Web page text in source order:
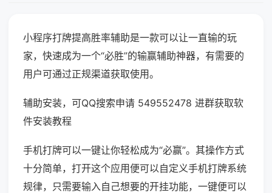
小程序打牌提高胜率辅助是一款可以让一直输的玩
家，快速成为一个“必胜”的输赢辅助神器，有需要的
用户可通过正规渠道获取使用。
辅助安装，可QQ搜索申请 549552478 进群获取软
件安装教程
手机打牌可以一键让你轻松成为“必赢”。其操作方式
十分简单，打开这个应用便可以自定义手机打牌系统
规律，只需要输入自己想要的开挂功能，一键便可以